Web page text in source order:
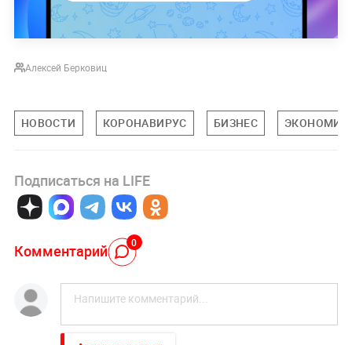
Алексей Берковиц
НОВОСТИ КОРОНАВИРУС БИЗНЕС
Подписаться на LIFE
Комментарий 0